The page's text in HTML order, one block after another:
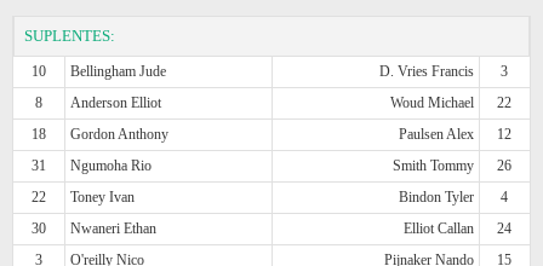
SUPLENTES:
10 Bellingham Jude D. Vries Francis
3
8
Anderson Elliot Woud Michael
22
18
Gordon Anthony Paulsen Alex
12
31
Ngumoha Rio Smith Tommy
26
22
Toney Ivan Bindon Tyler
4
30
Nwaneri Ethan Elliot Callan
24
3
O'reilly Nico Pijnaker Nando
15